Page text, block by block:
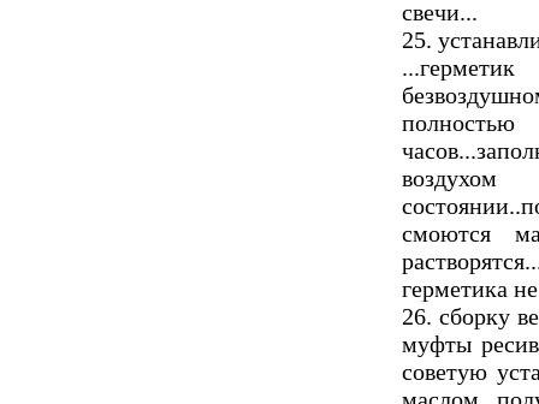
свечи...
25.
смоются
герметика
26. сборку
муфты
советую